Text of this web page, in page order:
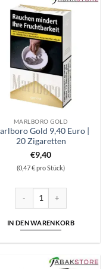
Menge
MARLBORO GOLD
Gold 9,40 Euro |
20 Zigaretten
€9,40
(0,47 € pro Stück)
Marlboro Gold 9,40 Euro |
IN DEN WARENKORB